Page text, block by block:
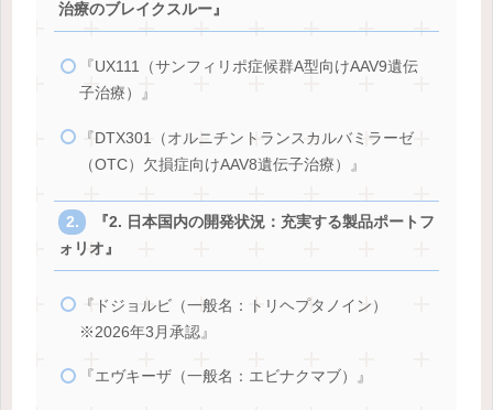
治療のブレイクスルー』
『UX111（サンフィリポ症候群A型向けAAV9遺伝
子治療）』
『DTX301（オルニチントランスカルバミラーゼ
（OTC）欠損症向けAAV8遺伝子治療）』
『2. 日本国内の開発状況：充実する製品ポートフ
ォリオ』
『ドジョルビ（一般名：トリヘプタノイン）
※2026年3月承認』
『エヴキーザ（一般名：エビナクマブ）』